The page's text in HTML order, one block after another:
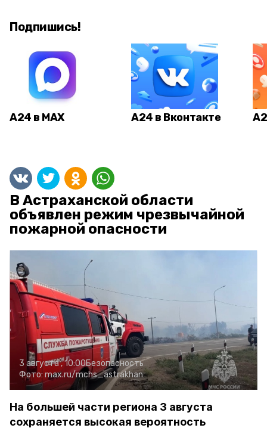
Подпишись!
А24 в MAX А24 в Вконтакте
В Астраханской области
объявлен режим чрезвычайной
пожарной опасности
3 августа , 10:00Безопасность
Фото: max.ru/mchs_astrakhan
На большей части региона 3 августа
сохраняется высокая вероятность